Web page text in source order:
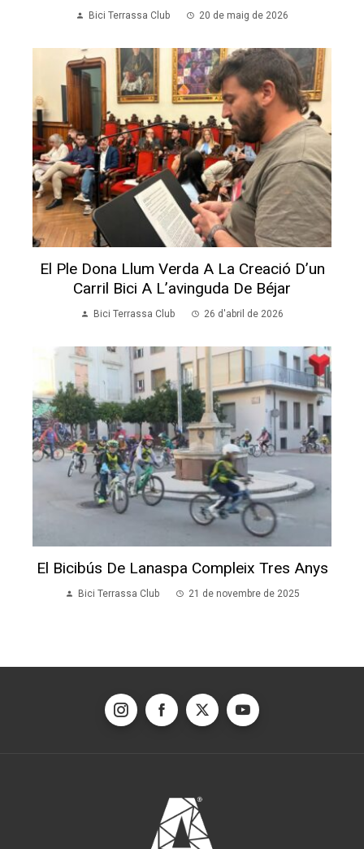
Bici Terrassa Club 20 de maig de 2026
El Ple Dona Llum Verda A La Creació D’un
Carril Bici A L’avinguda De Béjar
Bici Terrassa Club 26 d'abril de 2026
El Bicibús De Lanaspa Compleix Tres Anys
Bici Terrassa Club 21 de novembre de 2025